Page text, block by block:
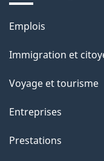
Thèmes
sujets
Emplois
Immigration et
Voyage et tourisme
Entreprises
Prestations